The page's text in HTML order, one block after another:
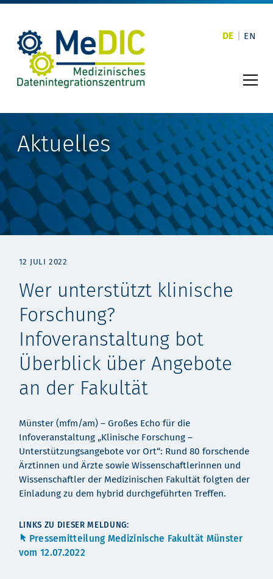
Skip
content
EN
DE
Aktuelles
12 JULI 2022
Wer unterstützt klinische
Forschung?
Infoveranstaltung bot
Überblick über Angebote
an der Fakultät
Münster (mfm/am) – Großes Echo für die
Infoveranstaltung „Klinische Forschung –
Unterstützungsangebote vor Ort“: Rund 80 forschende
Ärztinnen und Ärzte sowie Wissenschaftlerinnen und
Wissenschaftler der Medizinischen Fakultät folgten der
Einladung zu dem hybrid durchgeführten Treffen.
LINKS ZU DIESER MELDUNG:
Pressemitteilung Medizinische Fakultät Münster
vom 12.07.2022